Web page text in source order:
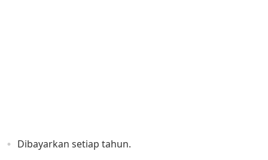
Dibayarkan setiap tahun.